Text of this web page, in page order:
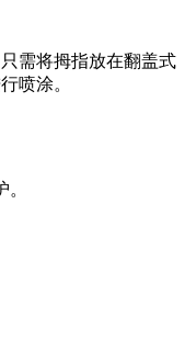
需将拇指放在翻盖式
喷涂。